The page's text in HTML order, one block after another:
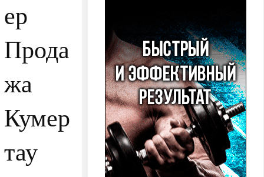
ер
Прода
жа
Кумер
тау